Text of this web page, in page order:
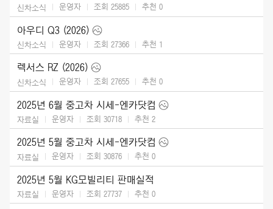
신차소식 운영자 조회 25885 추천 0
아우디 Q3 (2026)
신차소식 운영자 조회 27366 추천 1
렉서스 RZ (2026)
신차소식 운영자 조회 27655 추천 0
2025년 6월 중고차 시세-엔카닷컴
자료실 운영자 조회 30718 추천 2
2025년 5월 중고차 시세-엔카닷컴
자료실 운영자 조회 30876 추천 0
2025년 5월 KG모빌리티 판매실적
자료실 운영자 조회 27737 추천 0